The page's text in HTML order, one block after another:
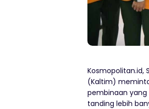
Kosmopolitan.id,
(Kaltim)
pembinaan
tanding lebih